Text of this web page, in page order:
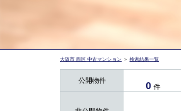
大阪市 西区 中古マンション ＞ 検索結果一覧
公開物件 0 件